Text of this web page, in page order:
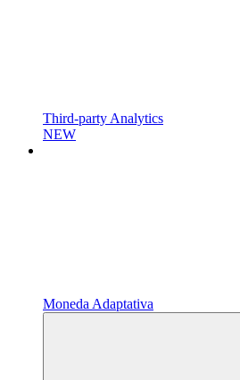
Third-party Analytics
NEW
Moneda Adaptativa